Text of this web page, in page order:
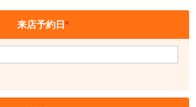
来店予約日*